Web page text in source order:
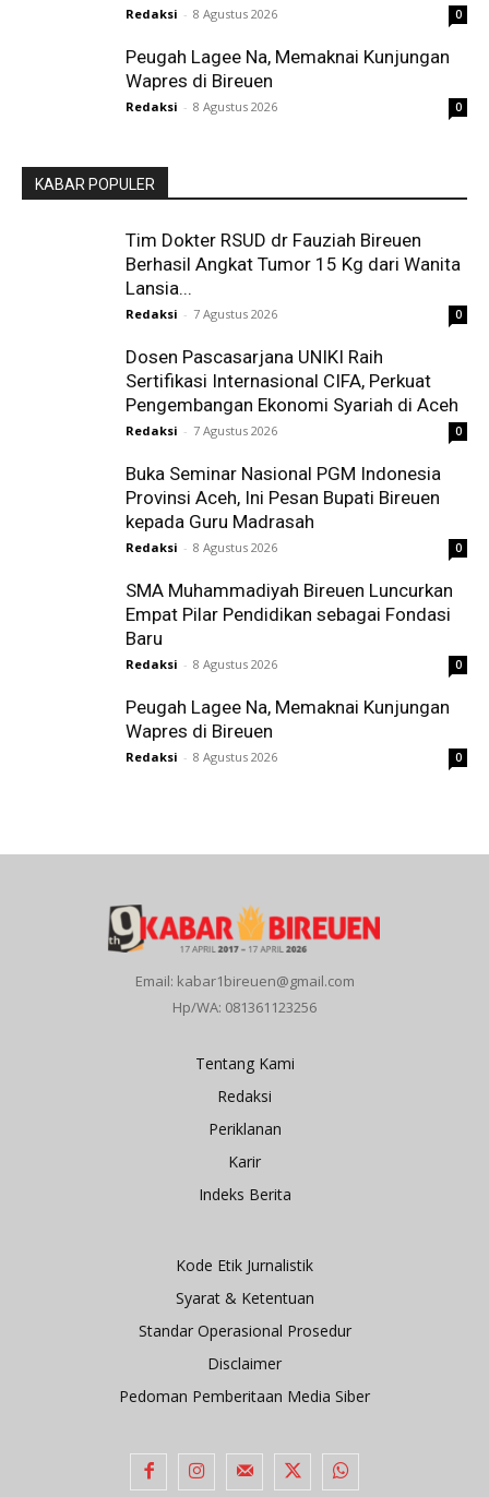
Redaksi - 8 Agustus 2026 0
Peugah Lagee Na, Memaknai Kunjungan
Wapres di Bireuen
Redaksi - 8 Agustus 2026 0
KABAR POPULER
Tim Dokter RSUD dr Fauziah Bireuen
Berhasil Angkat Tumor 15 Kg dari Wanita
Lansia...
Redaksi - 7 Agustus 2026 0
Dosen Pascasarjana UNIKI Raih
Sertifikasi Internasional CIFA, Perkuat
Pengembangan Ekonomi Syariah di Aceh
Redaksi - 7 Agustus 2026 0
Buka Seminar Nasional PGM Indonesia
Provinsi Aceh, Ini Pesan Bupati Bireuen
kepada Guru Madrasah
Redaksi - 8 Agustus 2026 0
SMA Muhammadiyah Bireuen Luncurkan
Empat Pilar Pendidikan sebagai Fondasi
Baru
Redaksi - 8 Agustus 2026 0
Peugah Lagee Na, Memaknai Kunjungan
Wapres di Bireuen
Redaksi - 8 Agustus 2026 0
Email: kabar1bireuen@gmail.com
Hp/WA: 081361123256
Tentang Kami
Redaksi
Periklanan
Karir
Indeks Berita
Kode Etik Jurnalistik
Syarat & Ketentuan
Standar Operasional Prosedur
Disclaimer
Pedoman Pemberitaan Media Siber